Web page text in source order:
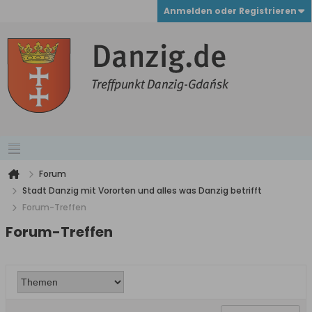
Anmelden oder Registrieren
Forum
Stadt Danzig mit Vororten und alles was Danzig betrifft
Forum-Treffen
Forum-Treffen